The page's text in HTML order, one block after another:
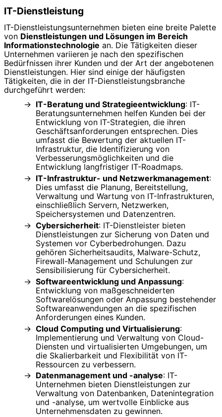
IT-Dienstleistung
IT-Dienstleistungsunternehmen bieten eine breite Palette
von Dienstleistungen und Lösungen im Bereich
Informationstechnologie an. Die Tätigkeiten dieser
Unternehmen variieren je nach den spezifischen
Bedürfnissen ihrer Kunden und der Art der angebotenen
Dienstleistungen. Hier sind einige der häufigsten
Tätigkeiten, die in der IT-Dienstleistungsbranche
durchgeführt werden:
IT-Beratung und Strategieentwicklung: IT-
Beratungsunternehmen helfen Kunden bei der
Entwicklung von IT-Strategien, die ihren
Geschäftsanforderungen entsprechen. Dies
umfasst die Bewertung der aktuellen IT-
Infrastruktur, die Identifizierung von
Verbesserungsmöglichkeiten und die
Entwicklung langfristiger IT-Roadmaps.
IT-Infrastruktur- und Netzwerkmanagement:
Dies umfasst die Planung, Bereitstellung,
Verwaltung und Wartung von IT-Infrastrukturen,
einschließlich Servern, Netzwerken,
Speichersystemen und Datenzentren.
Cybersicherheit: IT-Dienstleister bieten
Dienstleistungen zur Sicherung von Daten und
Systemen vor Cyberbedrohungen. Dazu
gehören Sicherheitsaudits, Malware-Schutz,
Firewall-Management und Schulungen zur
Sensibilisierung für Cybersicherheit.
Softwareentwicklung und Anpassung:
Entwicklung von maßgeschneiderten
Softwarelösungen oder Anpassung bestehender
Softwareanwendungen an die spezifischen
Anforderungen eines Kunden.
Cloud Computing und Virtualisierung:
Implementierung und Verwaltung von Cloud-
Diensten und virtualisierten Umgebungen, um
die Skalierbarkeit und Flexibilität von IT-
Ressourcen zu verbessern.
Datenmanagement und -analyse: IT-
Unternehmen bieten Dienstleistungen zur
Verwaltung von Datenbanken, Datenintegration
und -analyse, um wertvolle Einblicke aus
Unternehmensdaten zu gewinnen.